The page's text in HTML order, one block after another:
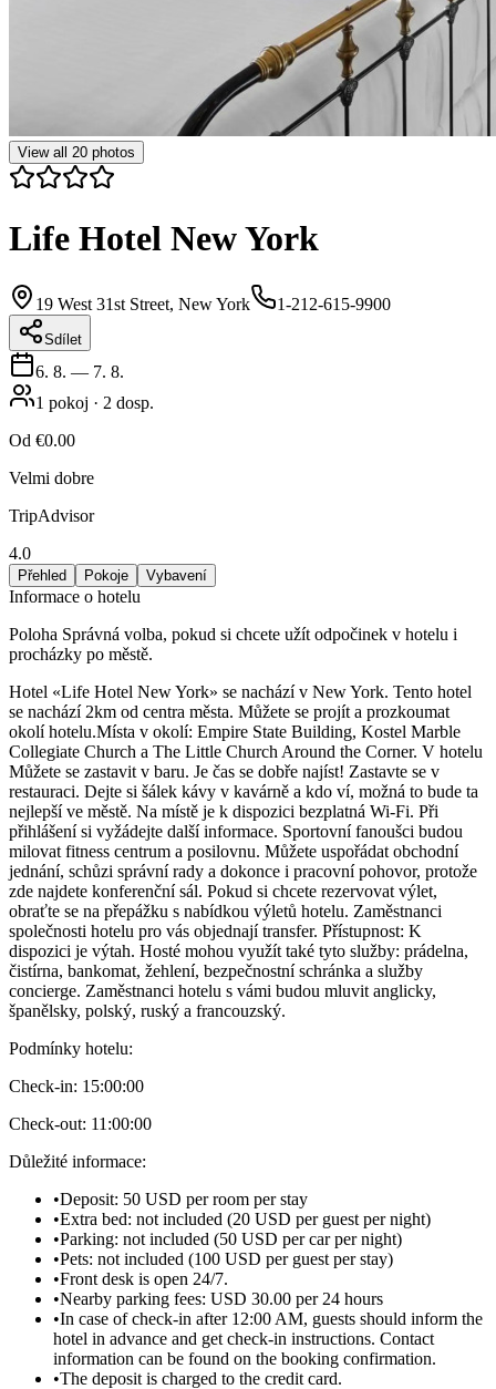
View all 20 photos
Life Hotel New York
19 West 31st Street, New York 1-212-615-9900
Sdílet
6. 8. — 7. 8.
1 pokoj · 2 dosp.
Od €0.00
Velmi dobre
TripAdvisor
4.0
Přehled Pokoje Vybavení
Informace o hotelu
Poloha Správná volba, pokud si chcete užít odpočinek v hotelu i
procházky po městě.
Hotel «Life Hotel New York» se nachází v New York. Tento hotel
se nachází 2km od centra města. Můžete se projít a prozkoumat
okolí hotelu.Místa v okolí: Empire State Building, Kostel Marble
Collegiate Church a The Little Church Around the Corner. V hotelu
Můžete se zastavit v baru. Je čas se dobře najíst! Zastavte se v
restauraci. Dejte si šálek kávy v kavárně a kdo ví, možná to bude ta
nejlepší ve městě. Na místě je k dispozici bezplatná Wi-Fi. Při
přihlášení si vyžádejte další informace. Sportovní fanoušci budou
milovat fitness centrum a posilovnu. Můžete uspořádat obchodní
jednání, schůzi správní rady a dokonce i pracovní pohovor, protože
zde najdete konferenční sál. Pokud si chcete rezervovat výlet,
obraťte se na přepážku s nabídkou výletů hotelu. Zaměstnanci
společnosti hotelu pro vás objednají transfer. Přístupnost: K
dispozici je výtah. Hosté mohou využít také tyto služby: prádelna,
čistírna, bankomat, žehlení, bezpečnostní schránka a služby
concierge. Zaměstnanci hotelu s vámi budou mluvit anglicky,
španělsky, polský, ruský a francouzský.
Podmínky hotelu:
Check-in: 15:00:00
Check-out: 11:00:00
Důležité informace:
•Deposit: 50 USD per room per stay
•Extra bed: not included (20 USD per guest per night)
•Parking: not included (50 USD per car per night)
•Pets: not included (100 USD per guest per stay)
•Front desk is open 24/7.
•Nearby parking fees: USD 30.00 per 24 hours
•In case of check-in after 12:00 AM, guests should inform the
hotel in advance and get check-in instructions. Contact
information can be found on the booking confirmation.
•The deposit is charged to the credit card.